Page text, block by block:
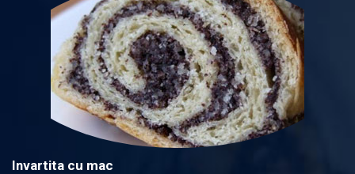
Invartita cu mac